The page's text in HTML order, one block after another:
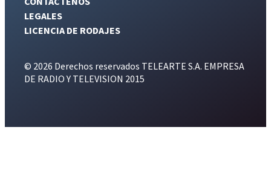
LEGALES
LICENCIA DE RODAJES
© 2026 Derechos reservados TELEARTE S.A. EMPRESA
DE RADIO Y TELEVISION 2015